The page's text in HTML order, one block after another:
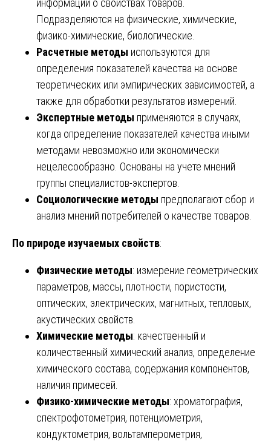
информации о свойствах товаров.
Подразделяются на физические, химические,
физико-химические, биологические.
Расчетные методы используются для
определения показателей качества на основе
теоретических или эмпирических зависимостей, а
также для обработки результатов измерений.
Экспертные методы применяются в случаях,
когда определение показателей качества иными
методами невозможно или экономически
нецелесообразно. Основаны на учете мнений
группы специалистов-экспертов.
Социологические методы предполагают сбор и
анализ мнений потребителей о качестве товаров.
По природе изучаемых свойств:
Физические методы: измерение геометрических
параметров, массы, плотности, пористости,
оптических, электрических, магнитных, тепловых,
акустических свойств.
Химические методы: качественный и
количественный химический анализ, определение
химического состава, содержания компонентов,
наличия примесей.
Физико-химические методы: хроматография,
спектрофотометрия, потенциометрия,
кондуктометрия, вольтамперометрия,